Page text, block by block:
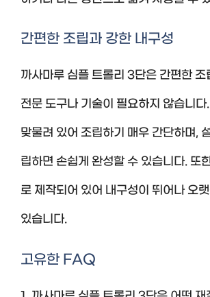
간편한 조립과 강한 내구성
까사마루 심플 트롤리 3단은 간편한 조
전문 도구나 기술이 필요하지 않습니
맞물려 있어 조립하기 매우 간단하며,
립하면 손쉽게 완성할 수 있습니다. 또
로 제작되어 있어 내구성이 뛰어나 오
있습니다.
고유한 FAQ